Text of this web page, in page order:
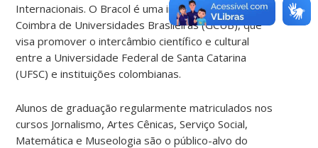
Internacionais. O Bracol é uma iniciativa do Grupo
Coimbra de Universidades Brasileiras (GCUB), que
visa promover o intercâmbio científico e cultural
entre a Universidade Federal de Santa Catarina
(UFSC) e instituições colombianas.
Alunos de graduação regularmente matriculados nos
cursos Jornalismo, Artes Cênicas, Serviço Social,
Matemática e Museologia são o público-alvo do